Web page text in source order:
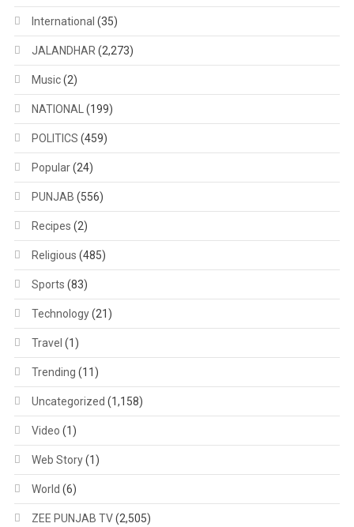
International (35)
JALANDHAR(2,273)
Music(2)
NATIONAL(199)
POLITICS (459)
Popular(24)
PUNJAB (556)
Recipes (2)
Religious (485)
Sports (83)
Technology(21)
Travel (1)
Trending (11)
Uncategorized (1,158)
Video (1)
Web Story(1)
World (6)
ZEE PUNJAB TV(2,505)